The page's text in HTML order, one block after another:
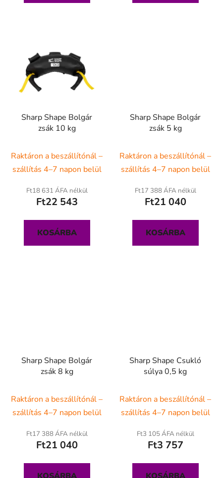
Sharp Shape Bolgár
zsák 10 kg
Raktáron a beszállítónál –
szállítás 4–7 napon belül
Ft18 631 ÁFA nélkül
Ft22 543
KOSÁRBA
Sharp Shape Bolgár
zsák 5 kg
Raktáron a beszállítónál –
szállítás 4–7 napon belül
Ft17 388 ÁFA nélkül
Ft21 040
KOSÁRBA
Sharp Shape Bolgár
zsák 8 kg
Raktáron a beszállítónál –
szállítás 4–7 napon belül
Ft17 388 ÁFA nélkül
Ft21 040
Sharp Shape Csukló
súlya 0,5 kg
Raktáron a beszállítónál –
szállítás 4–7 napon belül
Ft3 105 ÁFA nélkül
Ft3 757